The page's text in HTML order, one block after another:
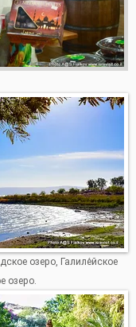
озеро, Галиле́йское
озеро.